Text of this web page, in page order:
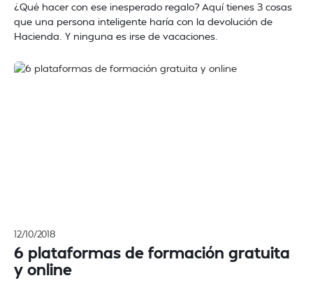
¿Qué hacer con ese inesperado regalo? Aquí tienes 3 cosas
que una persona inteligente haría con la devolución de
Hacienda. Y ninguna es irse de vacaciones.
12/10/2018
6 plataformas de formación gratuita
y online